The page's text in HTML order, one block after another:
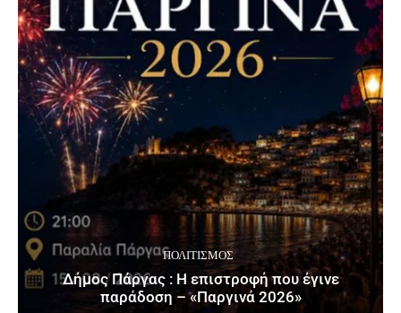
ΠΟΛΙΤΙΣΜΌΣ
Δήμος Πάργας : Η επιστροφή που έγινε
παράδοση – «Παργινά 2026»